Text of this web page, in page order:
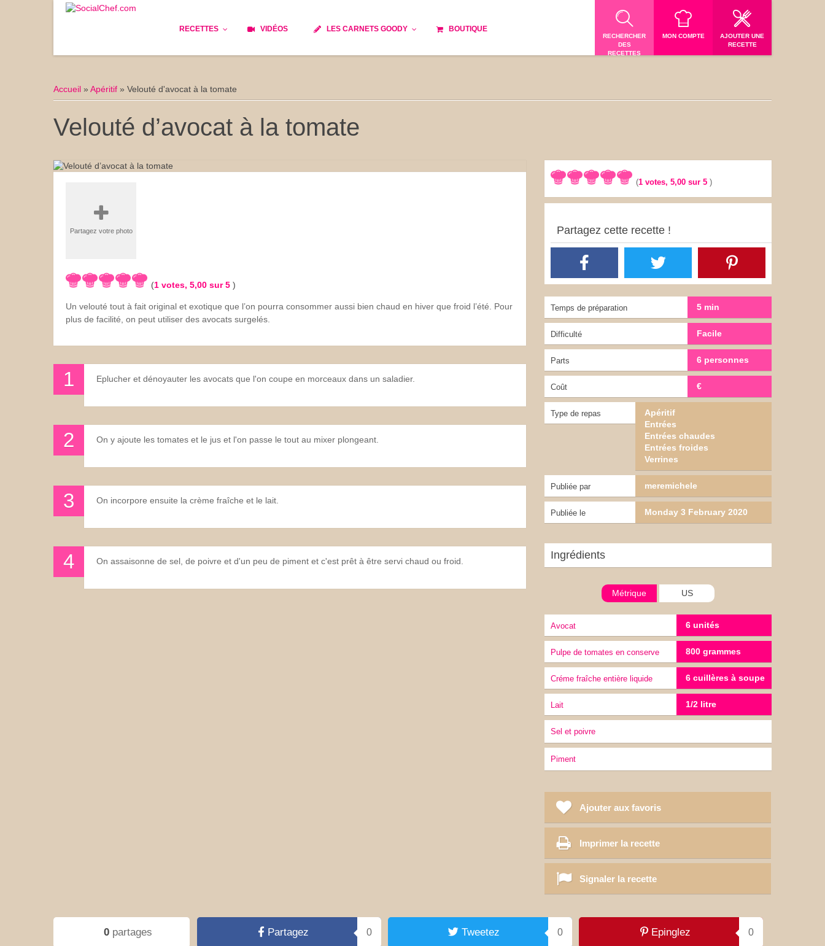
RECETTES
Le Pain
Apéritifs Cuisine française traditionnelle
VIDÉOS LES CARNETS GOODY
Spécialité culinaire
Les astuces Goody
BOUTIQUE
RECHERCHER
DES
RECETTES
MON COMPTE
AJOUTER UNE
RECETTE
Accueil » Apéritif » Velouté d'avocat à la tomate
Velouté d’avocat à la tomate
Partagez votre photo
(1 votes, 5,00 sur 5 )
Un velouté tout à fait original et exotique que l’on pourra consommer aussi bien chaud en hiver que froid l’été. Pour
plus de facilité, on peut utiliser des avocats surgelés.
Eplucher et dénoyauter les avocats que l'on coupe en morceaux dans un saladier.
On y ajoute les tomates et le jus et l'on passe le tout au mixer plongeant.
On incorpore ensuite la crème fraîche et le lait.
On assaisonne de sel, de poivre et d'un peu de piment et c'est prêt à être servi chaud ou froid.
(1 votes,5,00 sur 5)
Partagez cette recette !
Temps de préparation 5 min
Difficulté Facile
Parts 6 personnes
Coût €
Type de repas
Apéritif
Entrées
Entrées chaudes
Entrées froides
Verrines
Publiée par meremichele
Publiée le Monday 3 February 2020
Ingrédients
Métrique US
Avocat 6 unités
Pulpe de tomates en conserve 800 grammes
Créme fraîche entière liquide 6 cuillères à soupe
lait 1/2 litre
sel et poivre
Piment
Ajouter aux favoris
Imprimer la recette
Signaler la recette
0partages Partagez 0 Tweetez 0 Epinglez 0